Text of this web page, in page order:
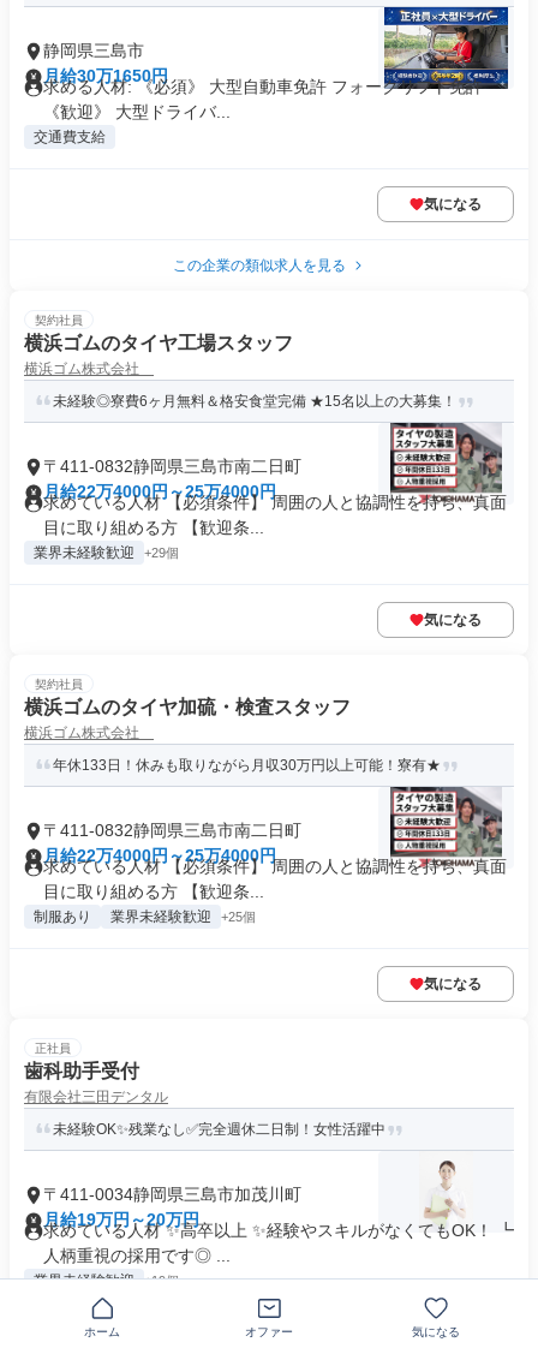
静岡県三島市
月給30万1650円
求める人材: 《必須》 大型自動車免許 フォークリフト免許
《歓迎》 大型ドライバ...
交通費支給
気になる
この企業の類似求人を見る
契約社員
横浜ゴムのタイヤ工場スタッフ
横浜ゴム株式会社
未経験◎寮費6ヶ月無料＆格安食堂完備 ★15名以上の大募集！
〒411-0832静岡県三島市南二日町
月給22万4000円～25万4000円
求めている人材 【必須条件】 周囲の人と協調性を持ち、真面
目に取り組める方 【歓迎条...
業界未経験歓迎 +29個
気になる
契約社員
横浜ゴムのタイヤ加硫・検査スタッフ
横浜ゴム株式会社
年休133日！休みも取りながら月収30万円以上可能！寮有★
〒411-0832静岡県三島市南二日町
月給22万4000円～25万4000円
求めている人材 【必須条件】 周囲の人と協調性を持ち、真面
目に取り組める方 【歓迎条...
制服あり 業界未経験歓迎 +25個
気になる
正社員
歯科助手受付
有限会社三田デンタル
未経験OK✨残業なし✅完全週休二日制！女性活躍中
〒411-0034静岡県三島市加茂川町
月給19万円～20万円
求めている人材 ✨高卒以上 ✨経験やスキルがなくてもOK！ ┗
人柄重視の採用です◎ ...
業界未経験歓迎 +19個
ホーム オファー 気になる